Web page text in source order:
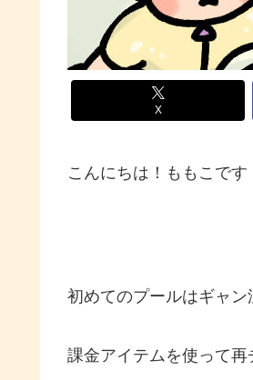
X
こんにちは！ももこです
初めてのプールはギャ
課金アイテムを使って再